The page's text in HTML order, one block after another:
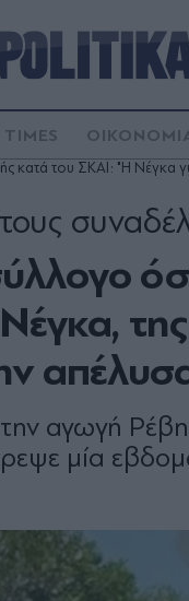
κατά του ΣΚΑΪ: "Η Νέγκα
αγωγή
μία